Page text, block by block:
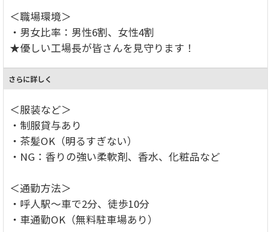
＜職場環境＞
・男女比率：男性6割、女性4割
★優しい工場長が皆さんを見守ります！
さらに詳しく
＜服装など＞
・制服貸与あり
・茶髪OK（明るすぎない）
・NG：香りの強い柔軟剤、香水、化粧品など
＜通勤方法＞
・呼人駅～車で2分、徒歩10分
・車通勤OK（無料駐車場あり）